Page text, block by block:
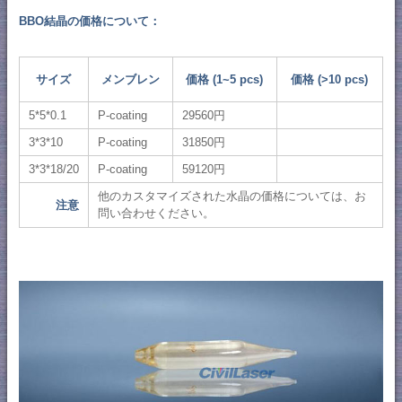
BBO結晶の価格について：
サイズ メンブレン 価格 (1~5 pcs) 価格 (>10 pcs)
5*5*0.1 P-coating
29560円
3*3*10
P-coating
31850円
3*3*18/20
P-coating 59120円
注意
他のカスタマイズされた水晶の価格については、お
問い合わせください。